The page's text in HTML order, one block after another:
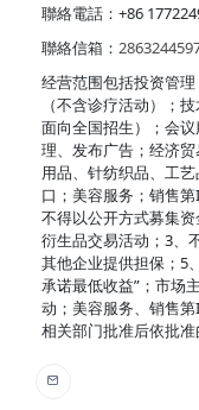
聯絡電話：+86
聯絡信箱：
经营范围包括投资管
（不含诊疗活动）；
面向全国招生）；会
理、发布广告；经济
用品、针纺织品、工
口；美容服务；销售
不得以公开方式募集
衍生品交易活动；3、
其他企业提供担保；5
承诺最低收益”；市场
动；美容服务、销售
相关部门批准后依批